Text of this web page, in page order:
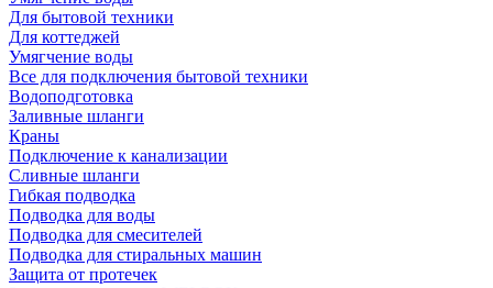
Для бытовой техники
Для коттеджей
Умягчение воды
Все для подключения бытовой техники
Водоподготовка
Заливные шланги
Краны
Подключение к канализации
Сливные шланги
Гибкая подводка
Подводка для воды
Подводка для смесителей
Подводка для стиральных машин
Защита от протечек